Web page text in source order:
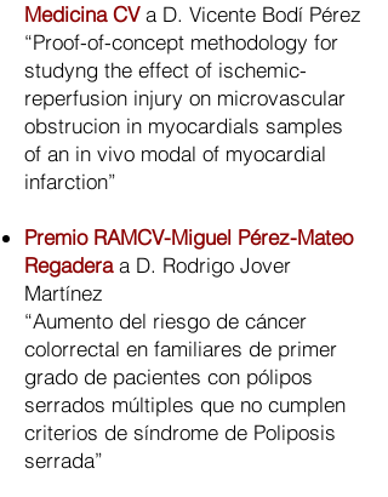
Medicina CVa D. Vicente Bodí Pérez
“Proof-of-concept methodology for
studyng the effect of ischemic-
reperfusion injury on microvascular
obstrucion in myocardials samples
of an in vivo modal of myocardial
infarction”
Premio RAMCV-Miguel Pérez-Mateo
Regaderaa D. Rodrigo Jover
Martínez
“Aumento del riesgo de cáncer
colorrectal en familiares de primer
grado de pacientes con pólipos
serrados múltiples que no cumplen
criterios de síndrome de Poliposis
serrada”